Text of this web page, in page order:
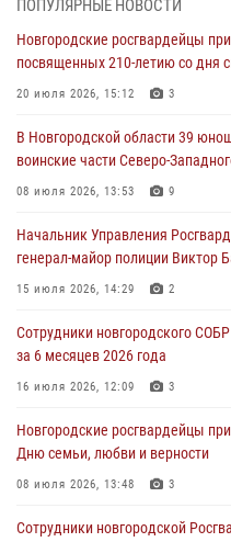
В Великом Новгороде
разрешительной работы
30 июля 2026, 14:36 1
Новгородские росгвардейцы
30 июля 2026, 08:40 5
Новгородские росгвардейцы
Телесюжет в программе
Новости часа." от 29 июля 2026
29 июля 2026, 12:54 1
ПОПУЛЯРНЫЕ НОВОСТИ
Новгородские росгвардейцы
посвященных 210-летию со дня
20 июля 2026, 15:12 3
В Новгородской области 39
воинские части Северо-
08 июля 2026, 13:53 9
Начальник Управления
генерал-майор полиции Виктор
15 июля 2026, 14:29 2
Сотрудники новгородского
за 6 месяцев 2026 года
16 июля 2026, 12:09 3
Новгородские росгвардейцы
Дню семьи, любви и верности
08 июля 2026, 13:48 3
Сотрудники новгородской